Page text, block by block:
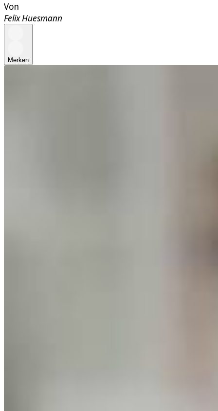
Von
Felix Huesmann
Merken